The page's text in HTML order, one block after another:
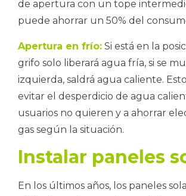
de apertura con un tope
puede ahorrar un 50% del
Apertura en frío: Si está en la
grifo solo liberará agua fría, si se
izquierda, saldrá agua caliente.
evitar el desperdicio de agua
usuarios no quieren y a ahorrar
gas según la situación.
Instalar paneles
En los últimos años, los paneles